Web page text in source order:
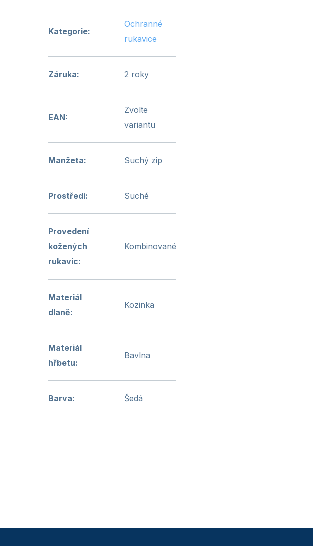
Kategorie:
Ochranné
rukavice
Záruka: 2 roky
EAN:
Zvolte
variantu
Manžeta: Suchý zip
Prostředí: Suché
Provedení
kožených
rukavic:
Kombinované
Materiál
dlaně:
Kozinka
Materiál
hřbetu:
Bavlna
Barva: Šedá